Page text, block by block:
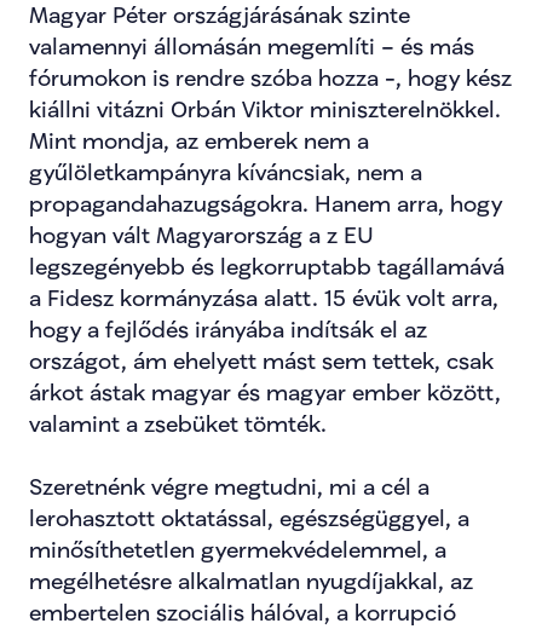
Magyar Péter országjárásának szinte
valamennyi állomásán megemlíti – és más
fórumokon is rendre szóba hozza -, hogy kész
kiállni vitázni Orbán Viktor miniszterelnökkel.
Mint mondja, az emberek nem a
gyűlöletkampányra kíváncsiak, nem a
propagandahazugságokra. Hanem arra, hogy
hogyan vált Magyarország a z EU
legszegényebb és legkorruptabb tagállamává
a Fidesz kormányzása alatt. 15 évük volt arra,
hogy a fejlődés irányába indítsák el az
országot, ám ehelyett mást sem tettek, csak
árkot ástak magyar és magyar ember között,
valamint a zsebüket tömték.
Szeretnénk végre megtudni, mi a cél a
lerohasztott oktatással, egészségüggyel, a
minősíthetetlen gyermekvédelemmel, a
megélhetésre alkalmatlan nyugdíjakkal, az
embertelen szociális hálóval, a korrupció